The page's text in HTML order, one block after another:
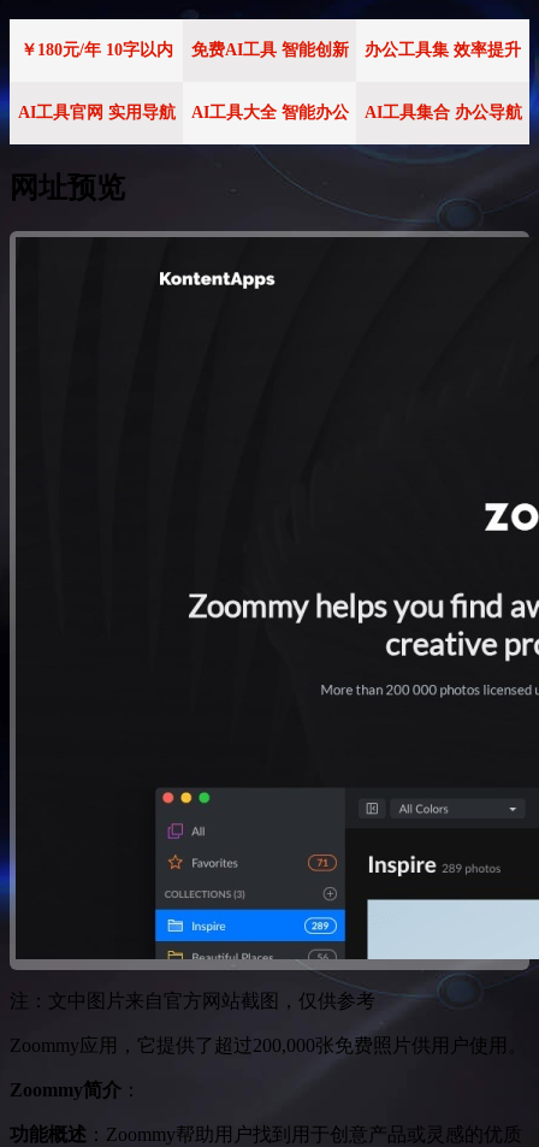
￥180元/年 10字以内 免费AI工具 智能创新 办公工具集 效率提升
AI工具官网 实用导航 AI工具大全 智能办公 AI工具集合 办公导航
网址预览
注：文中图片来自官方网站截图，仅供参考
Zoommy应用，它提供了超过200,000张免费照片供用户使用。
Zoommy简介 ：
功能概述 ：Zoommy帮助用户找到用于创意产品或灵感的优质